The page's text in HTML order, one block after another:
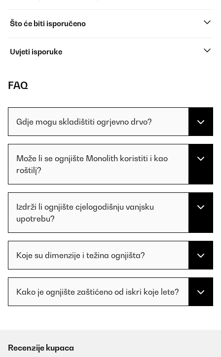
Što će biti isporučeno
Uvjeti isporuke
FAQ
Gdje mogu skladištiti ogrjevno drvo?
Može li se ognjište Monolith koristiti i kao
roštilj?
Izdrži li ognjište cjelogodišnju vanjsku
upotrebu?
Koje su dimenzije i težina ognjišta?
Kako je ognjište zaštićeno od iskri koje lete?
Recenzije kupaca